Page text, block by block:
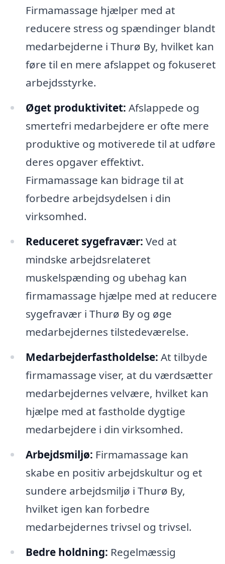
Firmamassage hjælper med at
reducere stress og spændinger blandt
medarbejderne i Thurø By, hvilket kan
føre til en mere afslappet og fokuseret
arbejdsstyrke.
Øget produktivitet: Afslappede og
smertefri medarbejdere er ofte mere
produktive og motiverede til at udføre
deres opgaver effektivt.
Firmamassage kan bidrage til at
forbedre arbejdsydelsen i din
virksomhed.
Reduceret sygefravær: Ved at
mindske arbejdsrelateret
muskelspænding og ubehag kan
firmamassage hjælpe med at reducere
sygefravær i Thurø By og øge
medarbejdernes tilstedeværelse.
Medarbejderfastholdelse: At tilbyde
firmamassage viser, at du værdsætter
medarbejdernes velvære, hvilket kan
hjælpe med at fastholde dygtige
medarbejdere i din virksomhed.
Arbejdsmiljø: Firmamassage kan
skabe en positiv arbejdskultur og et
sundere arbejdsmiljø i Thurø By,
hvilket igen kan forbedre
medarbejdernes trivsel og trivsel.
Bedre holdning: Regelmæssig